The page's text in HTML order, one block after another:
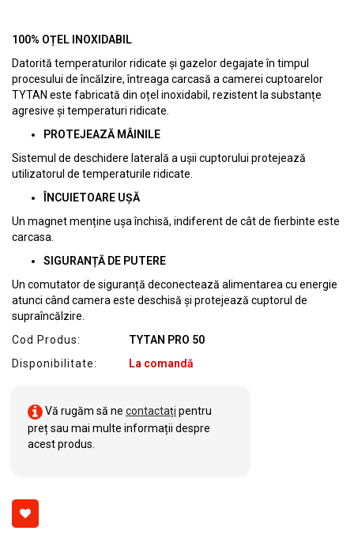
100% OȚEL INOXIDABIL
Datorită temperaturilor ridicate și gazelor degajate în timpul
procesului de încălzire, întreaga carcasă a camerei cuptoarelor
TYTAN este fabricată din oțel inoxidabil, rezistent la substanțe
agresive și temperaturi ridicate.
PROTEJEAZĂ MÂINILE
Sistemul de deschidere laterală a ușii cuptorului protejează
utilizatorul de temperaturile ridicate.
ÎNCUIETOARE UȘĂ
Un magnet menține ușa închisă, indiferent de cât de fierbinte este
carcasa.
SIGURANȚĂ DE PUTERE
Un comutator de siguranță deconectează alimentarea cu energie
atunci când camera este deschisă și protejează cuptorul de
supraîncălzire.
Cod Produs:
TYTAN PRO 50
Disponibilitate:
La comandă
Vă rugăm să ne contactați pentru
preț sau mai multe informații despre
acest produs.